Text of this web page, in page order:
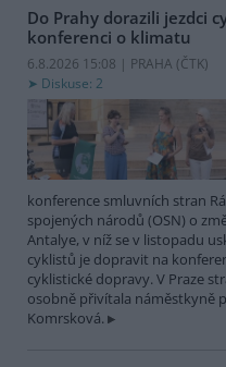
Do Prahy dorazili jezdci
konferenci o klimatu
6.8.2026 15:08 | PRAHA (ČTK)
Diskuse: 2
konference smluvních stran
spojených národů (OSN) o
Antalye, v níž se v listopadu
cyklistů je dopravit na
cyklistické dopravy. V Praze
osobně přivítala náměstkyně
Komrsková.